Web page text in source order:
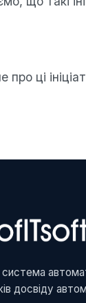
про ці
досвіду